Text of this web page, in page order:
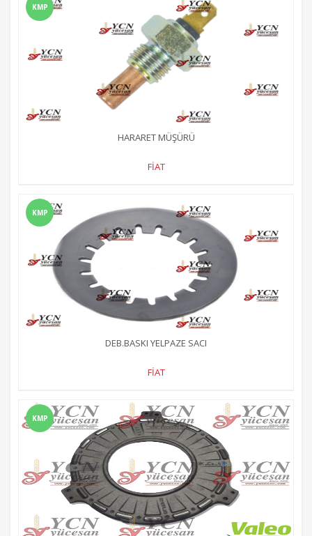
KMP
HARARET MÜŞÜRÜ
FİAT
KMP
DEB.BASKI YELPAZE SACI
FİAT
KMP